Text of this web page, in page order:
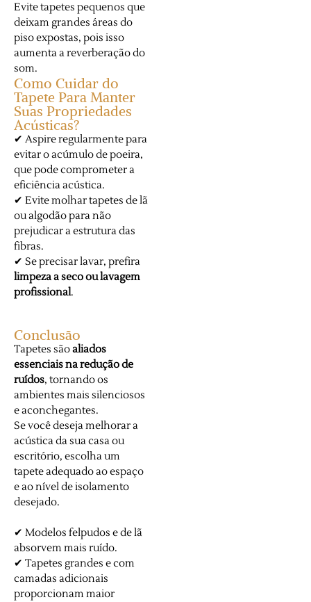
Evite tapetes pequenos que
deixam grandes áreas do
piso expostas, pois isso
aumenta a reverberação do
som.
Como Cuidar do
Tapete Para Manter
Suas Propriedades
Acústicas?
✔ Aspire regularmente para
evitar o acúmulo de poeira,
que pode comprometer a
eficiência acústica.
✔ Evite molhar tapetes de lã
ou algodão para não
prejudicar a estrutura das
fibras.
✔ Se precisar lavar, prefira
limpeza a seco ou lavagem
profissional.
Conclusão
Tapetes sãoaliados
essenciais na redução de
ruídos, tornando os
ambientes mais silenciosos
e aconchegantes.
Se você deseja melhorar a
acústica da sua casa ou
escritório, escolha um
tapete adequado ao espaço
e ao nível de isolamento
desejado.
✔ Modelos felpudos e de lã
absorvem mais ruído.
✔ Tapetes grandes e com
camadas adicionais
proporcionam maior